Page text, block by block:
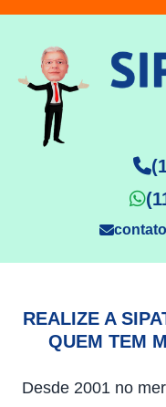
REALIZE A
QUEM TEM
Desde 2001 no